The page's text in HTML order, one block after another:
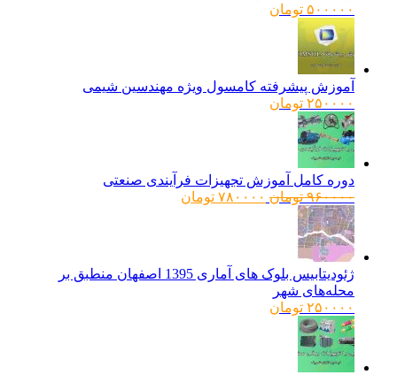
۵۰۰۰۰۰ تومان
آموزش پیشرفته کامسول ویژه مهندسین شیمی
۲۵۰۰۰۰ تومان
دوره کامل آموزش تجهیزات فرآیندی صنعتی
۹۶۰۰۰۰ تومانقیمت
۷۸۰۰۰۰ تومانقیمت
ژئودیتابیس بلوک های آماری 1395 اصفهان منطبق بر
محله‌های شهر
۲۵۰۰۰۰ تومان